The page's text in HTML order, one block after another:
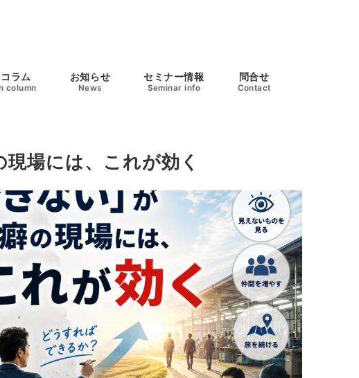
ラム
column
お知らせ
News
セミナー情報
Seminar info
問合せ
Contact
現場には、これが効く